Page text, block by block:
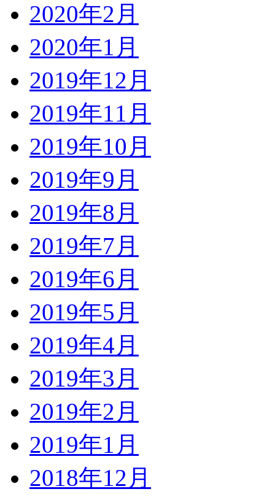
2020年2月
2020年1月
2019年12月
2019年11月
2019年10月
2019年9月
2019年8月
2019年7月
2019年6月
2019年5月
2019年4月
2019年3月
2019年2月
2019年1月
2018年12月